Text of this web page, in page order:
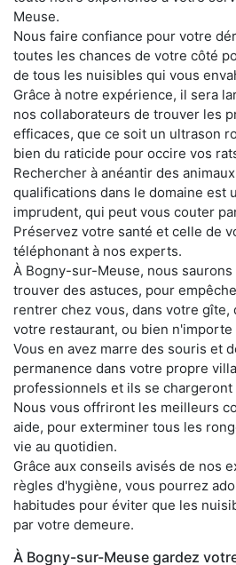
Meuse.
Nous faire confiance pour votre
toutes les chances de votre côté
de tous les nuisibles qui vous
Grâce à notre expérience, il sera
nos collaborateurs de trouver les
efficaces, que ce soit un ultrason
bien du raticide pour occire vos
Rechercher à anéantir des
qualifications dans le domaine est
imprudent, qui peut vous couter
Préservez votre santé et celle de
téléphonant à nos experts.
À Bogny-sur-Meuse, nous
trouver des astuces, pour
rentrer chez vous, dans votre gîte,
votre restaurant, ou bien n'importe
Vous en avez marre des souris et
permanence dans votre propre
professionnels et ils se chargeront
Nous vous offriront les meilleurs
aide, pour exterminer tous les
vie au quotidien.
Grâce aux conseils avisés de nos
règles d'hygiène, vous pourrez
habitudes pour éviter que les
par votre demeure.
À Bogny-sur-Meuse gardez